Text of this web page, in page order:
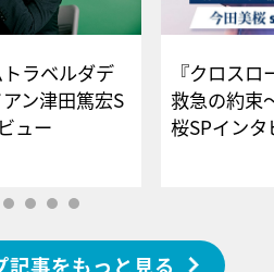
トラベルダデ
ン津田篤宏S
ビュー
『クロス
救急の約束
桜SPイ
記事をもっと見る